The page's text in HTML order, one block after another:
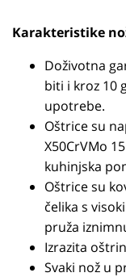
Karakteristike
Doživotna
biti i kroz 10
upotrebe.
Oštrice su
X50CrVMo
kuhinjska
Oštrice su
čelika s
pruža
Izrazita
Svaki nož u